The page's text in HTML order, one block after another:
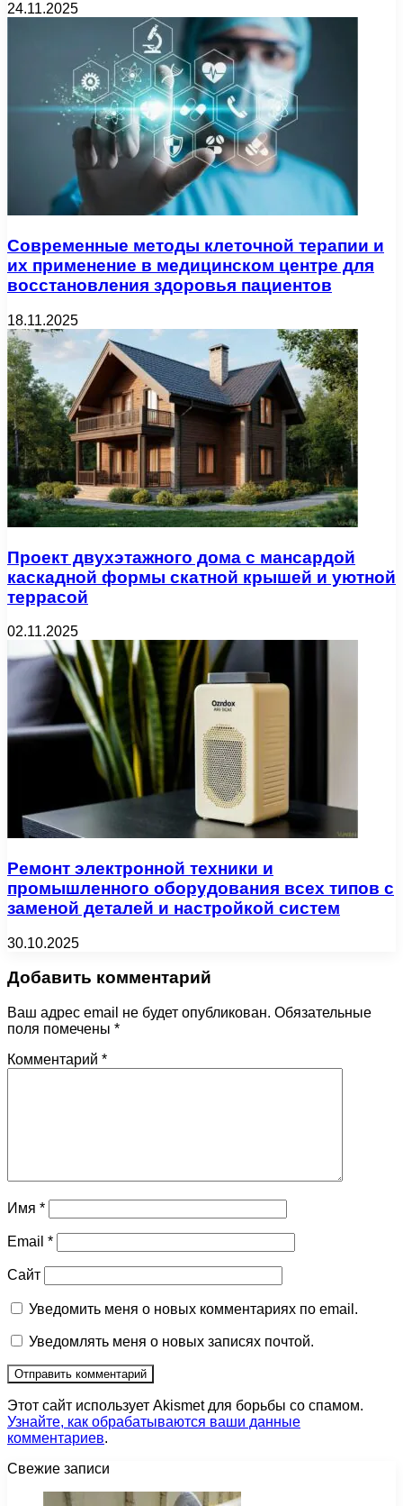
24.11.2025
Современные методы клеточной терапии и
их применение в медицинском центре для
восстановления здоровья пациентов
18.11.2025
Проект двухэтажного дома с мансардой
каскадной формы скатной крышей и уютной
террасой
02.11.2025
Ремонт электронной техники и
промышленного оборудования всех типов с
заменой деталей и настройкой систем
30.10.2025
Добавить комментарий
Ваш адрес email не будет опубликован. Обязательные
поля помечены *
Комментарий *
Имя *
Email *
Сайт
Уведомить меня о новых комментариях по email.
Уведомлять меня о новых записях почтой.
Этот сайт использует Akismet для борьбы со спамом.
Узнайте, как обрабатываются ваши данные
комментариев.
Свежие записи